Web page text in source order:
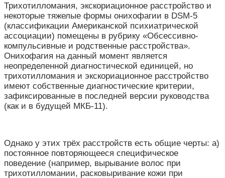
Трихотилломания, экскориационное расстройство и
некоторые тяжелые формы онихофагии в DSM-5
(классификации Американской психиатрической
ассоциации) помещены в рубрику «Обсессивно-
компульсивные и родственные расстройства».
Онихофагия на данный момент является
неопределенной диагностической единицей, но
трихотилломания и экскориационное расстройство
имеют собственные диагностические критерии,
зафиксированные в последней версии руководства
(как и в будущей МКБ-11).
Однако у этих трёх расстройств есть общие черты: а)
постоянное повторяющееся специфическое
поведение (например, вырывание волос при
трихотилломании, расковыривание кожи при